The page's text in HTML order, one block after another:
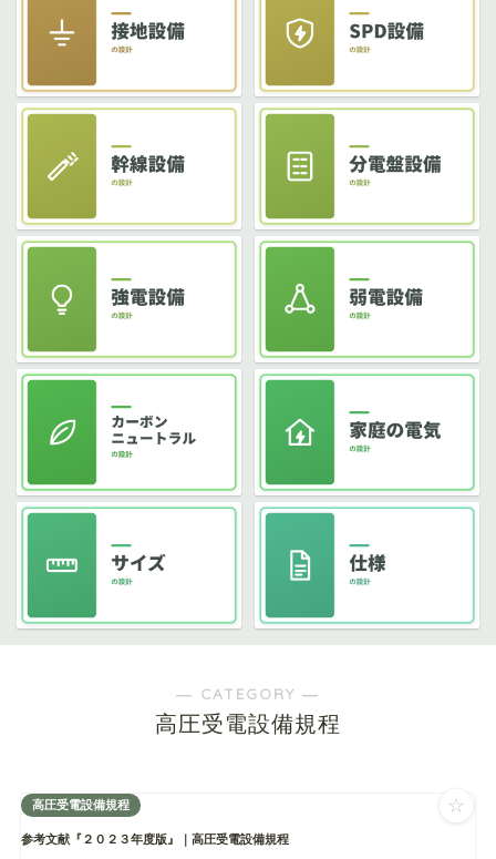
― CATEGORY ―
高圧受電設備規程
高圧受電設備規程
参考文献『２０２３年度版』｜高圧受電設備規程
☆